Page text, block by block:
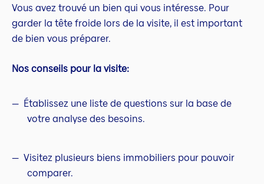
Vous avez trouvé un bien qui vous intéresse. Pour
garder la tête froide lors de la visite, il est important
de bien vous préparer.
Nos conseils pour la visite:
Établissez une liste de questions sur la base de
votre analyse des besoins.
Visitez plusieurs biens immobiliers pour pouvoir
comparer.